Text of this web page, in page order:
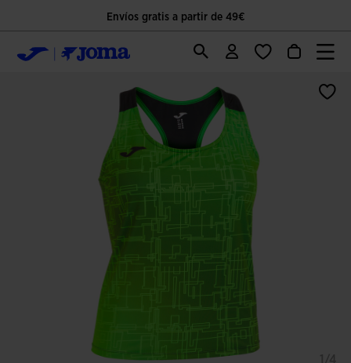
Envíos gratis a partir de 49€